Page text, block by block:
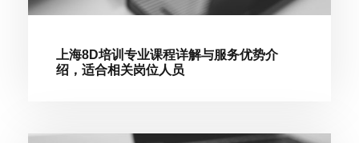
上海8D培训专业课程详解与服务优势介
绍，适合相关岗位人员